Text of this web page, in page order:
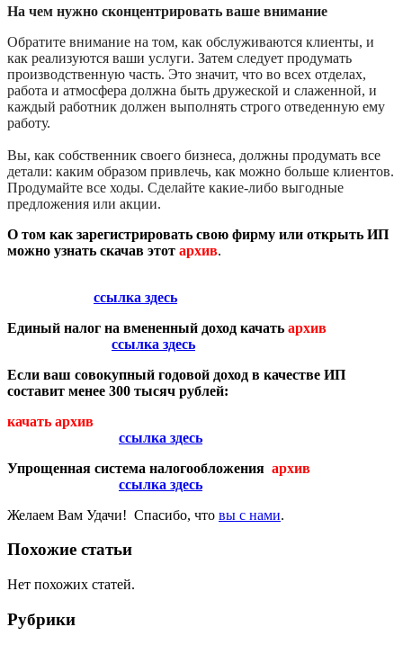
На чем нужно сконцентрировать ваше внимание
Обратите внимание на том, как обслуживаются клиенты, и
как реализуются ваши услуги. Затем следует продумать
производственную часть. Это значит, что во всех отделах,
работа и атмосфера должна быть дружеской и слаженной, и
каждый работник должен выполнять строго отведенную ему
работу.
Вы, как собственник своего бизнеса, должны продумать все
детали: каким образом привлечь, как можно больше клиентов.
Продумайте все ходы. Сделайте какие-либо выгодные
предложения или акции.
О том как зарегистрировать свою фирму или открыть ИП
можно узнать скачав этот архив.
ссылка здесь
Единый налог на вмененный доход качать архив
ссылка здесь
Если ваш совокупный годовой доход в качестве ИП
составит менее 300 тысяч рублей:
качать архив
ссылка здесь
Упрощенная система налогообложения архив
ссылка здесь
Желаем Вам Удачи! Спасибо, что вы с нами.
Похожие статьи
Нет похожих статей.
Рубрики